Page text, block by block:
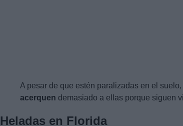
A pesar de que estén paralizadas en el suelo,
acerquen demasiado a ellas porque siguen
Heladas en Florida